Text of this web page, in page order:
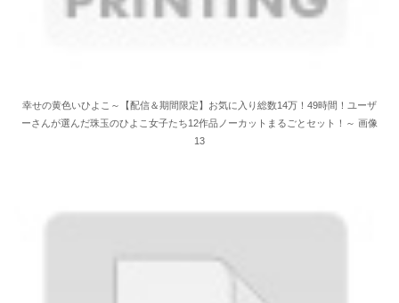
幸せの黄色いひよこ～【配信＆期間限定】お気に入り総数14万！49時間！ユーザ
ーさんが選んだ珠玉のひよこ女子たち12作品ノーカットまるごとセット！～ 画像
13